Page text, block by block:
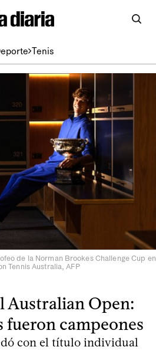
Tenis
de la Norman Brookes Challenge Cup en
Tennis Australia, AFP
Australian Open:
fueron campeones
con el título individual